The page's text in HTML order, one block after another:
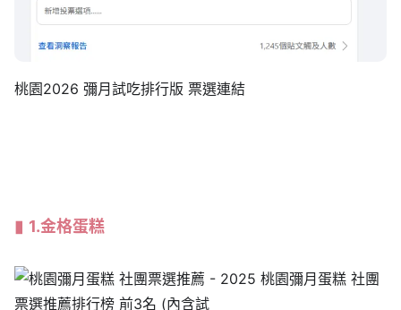
桃園2026 彌月試吃排行版 票選連結
1.金格蛋糕